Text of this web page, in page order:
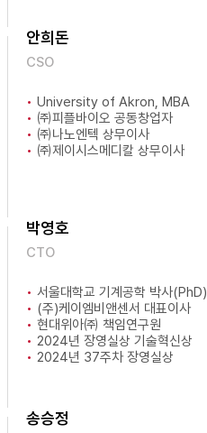
안희돈
CSO
University of Akron, MBA
㈜피플바이오 공동창업자
㈜나노엔텍 상무이사
㈜제이시스메디칼 상무이사
박영호
CTO
서울대학교 기계공학 박사(PhD)
(주)케이엠비앤센서 대표이사
현대위아㈜ 책임연구원
2024년 장영실상 기술혁신상
2024년 37주차 장영실상
송승정